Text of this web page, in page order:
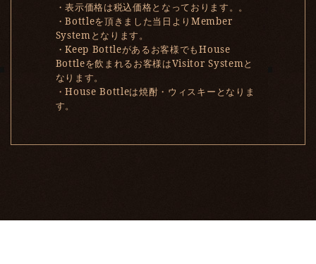
・表示価格は税込価格となっております。。
・Bottleを頂きました当日よりMember
Systemとなります。
・Keep Bottleがあるお客様でもHouse
Bottleを飲まれるお客様はVisitor Systemと
なります。
・House Bottleは焼酎・ウィスキーとなりま
す。